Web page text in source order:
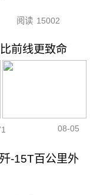
阅读 15002
前线更致命
08-05
-15T百公里外